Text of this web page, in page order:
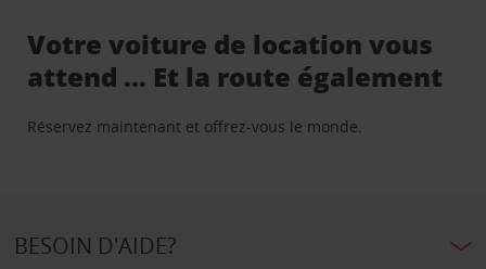
Votre voiture de location vous
attend … Et la route également
Réservez maintenant et offrez-vous le monde.
BESOIN D'AIDE?